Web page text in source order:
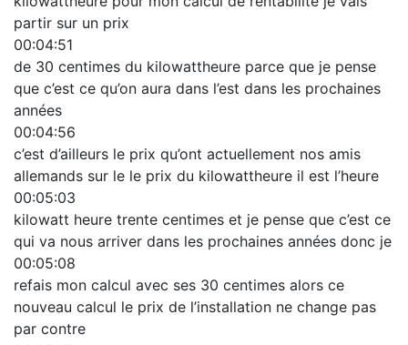
partir sur un prix
00:04:51
de 30 centimes du kilowattheure parce que je pense
que c’est ce qu’on aura dans l’est dans les prochaines
années
00:04:56
c’est d’ailleurs le prix qu’ont actuellement nos amis
allemands sur le le prix du kilowattheure il est l’heure
00:05:03
kilowatt heure trente centimes et je pense que c’est ce
qui va nous arriver dans les prochaines années donc je
00:05:08
refais mon calcul avec ses 30 centimes alors ce
nouveau calcul le prix de l’installation ne change pas
par contre